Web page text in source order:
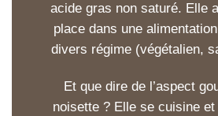
acide gras non saturé. Elle
place dans une
divers régime (végétalien,
Et que dire de l’aspect
noisette ? Elle se cuisine